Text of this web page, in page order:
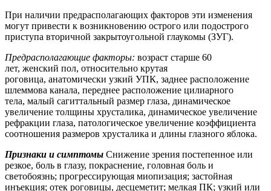
При наличии предрасполагающих факторов эти изменения
могут привести к возникновению острого или подострого
приступа вторичной закрытоугольной глаукомы (ЗУГ).
Предрасполагающие факторы: возраст старше 60
лет, женский пол, относительно крутая
роговица, анатомически узкий УПК, заднее расположение
шлеммова канала, переднее расположение цилиарного
тела, малый сагиттальный размер глаза, динамическое
увеличение толщины хрусталика, динамическое увеличение
рефракции глаза, патологическое увеличение коэффициента
соотношения размеров хрусталика и длины глазного яблока.
Признаки и симптомы Снижение зрения постепенное или
резкое, боль в глазу, покраснение, головная боль и
светобоязнь; прогрессирующая миопизация; застойная
инъекция; отек роговицы, десцеметит; мелкая ПК; узкий или